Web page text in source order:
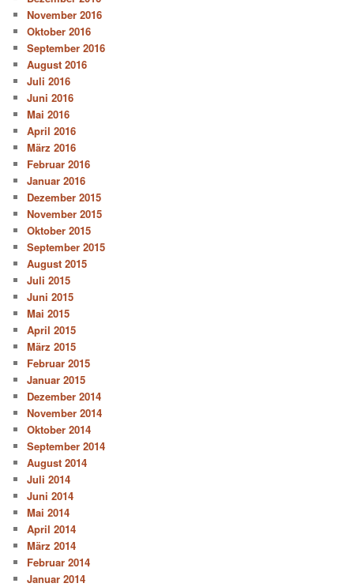
November 2016
Oktober 2016
September 2016
August 2016
Juli 2016
Juni 2016
Mai 2016
April 2016
März 2016
Februar 2016
Januar 2016
Dezember 2015
November 2015
Oktober 2015
September 2015
August 2015
Juli 2015
Juni 2015
Mai 2015
April 2015
März 2015
Februar 2015
Januar 2015
Dezember 2014
November 2014
Oktober 2014
September 2014
August 2014
Juli 2014
Juni 2014
Mai 2014
April 2014
März 2014
Februar 2014
Januar 2014